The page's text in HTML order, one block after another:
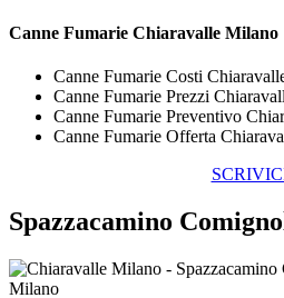
Canne Fumarie Chiaravalle Milano
Canne Fumarie Costi
Canne Fumarie Prezzi
Canne Fumarie Preventivo
Canne Fumarie Offerta
Spazzacamino